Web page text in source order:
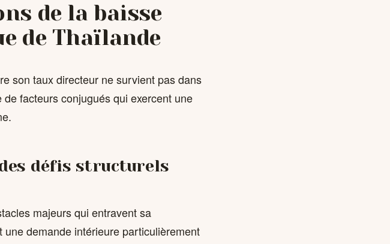
de la baisse
de Thaïlande
son taux directeur ne survient pas dans
facteurs conjugués qui exercent une
défis structurels
majeurs qui entravent sa
demande intérieure particulièrement